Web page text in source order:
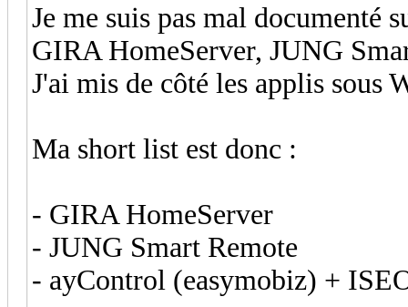
Je me suis pas mal documenté
GIRA HomeServer, JUNG
J'ai mis de côté les applis sous
Ma short list est donc :
- GIRA HomeServer
- JUNG Smart Remote
- ayControl (easymobiz) +